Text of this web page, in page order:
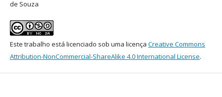
de Souza
Este trabalho está licenciado sob uma licença Creative Commons
Attribution-NonCommercial-ShareAlike 4.0 International License.